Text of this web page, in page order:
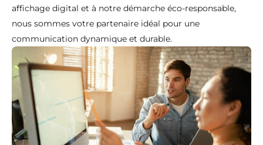
affichage digital et à notre démarche éco-responsable,
nous sommes votre partenaire idéal pour une
communication dynamique et durable.